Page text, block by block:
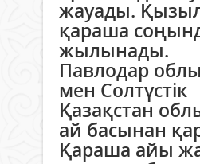
жауады.
қараша
жылынады.
Павлодар
мен Солтүстік
Қазақстан
ай басынан
Қараша айы